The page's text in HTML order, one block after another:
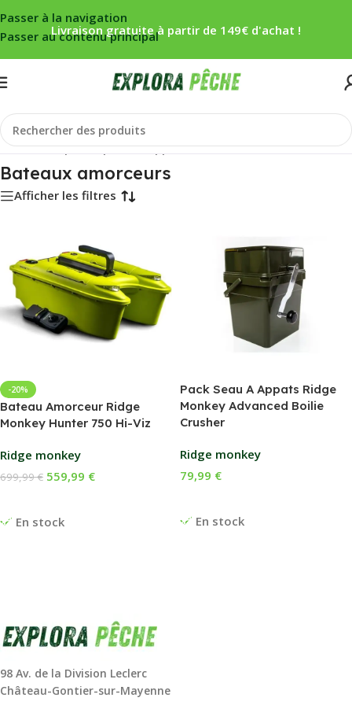
Passer à la navigation
Passer au contenu principal
Livraison gratuite à partir de 149€ d'achat !
Accueil/Carpe/Propulsion appâts/Bateaux amorceurs
Bateaux amorceurs
Afficher les filtres
-20%
Bateau Amorceur Ridge
Monkey Hunter 750 Hi-Viz
Ridge monkey
En stock
699,99€ 559,99 €
Pack Seau A Appats Ridge
Monkey Advanced Boilie
Crusher
Ridge monkey
En stock
79,99 €
98 Av. de la Division Leclerc
Château-Gontier-sur-Mayenne